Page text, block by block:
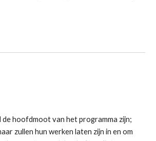
hoofdmoot van het programma zijn;
zullen hun werken laten zijn in en om